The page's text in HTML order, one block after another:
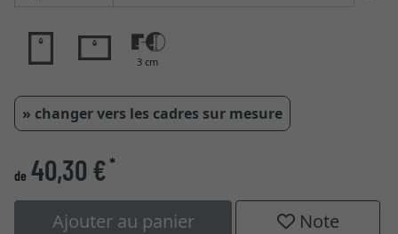
3 cm
» changer vers les cadres sur mesure
de 40,30 €*
Ajouter au panier Note